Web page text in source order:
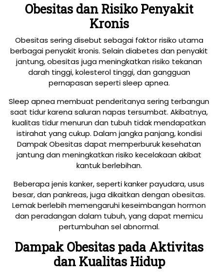
Obesitas dan Risiko Penyakit
Kronis
Obesitas sering disebut sebagai faktor risiko utama
berbagai penyakit kronis. Selain diabetes dan penyakit
jantung, obesitas juga meningkatkan risiko tekanan
darah tinggi, kolesterol tinggi, dan gangguan
pernapasan seperti sleep apnea.
Sleep apnea membuat penderitanya sering terbangun
saat tidur karena saluran napas tersumbat. Akibatnya,
kualitas tidur menurun dan tubuh tidak mendapatkan
istirahat yang cukup. Dalam jangka panjang, kondisi
Dampak Obesitas dapat memperburuk kesehatan
jantung dan meningkatkan risiko kecelakaan akibat
kantuk berlebihan.
Beberapa jenis kanker, seperti kanker payudara, usus
besar, dan pankreas, juga dikaitkan dengan obesitas.
Lemak berlebih memengaruhi keseimbangan hormon
dan peradangan dalam tubuh, yang dapat memicu
pertumbuhan sel abnormal.
Dampak Obesitas pada Aktivitas
dan Kualitas Hidup